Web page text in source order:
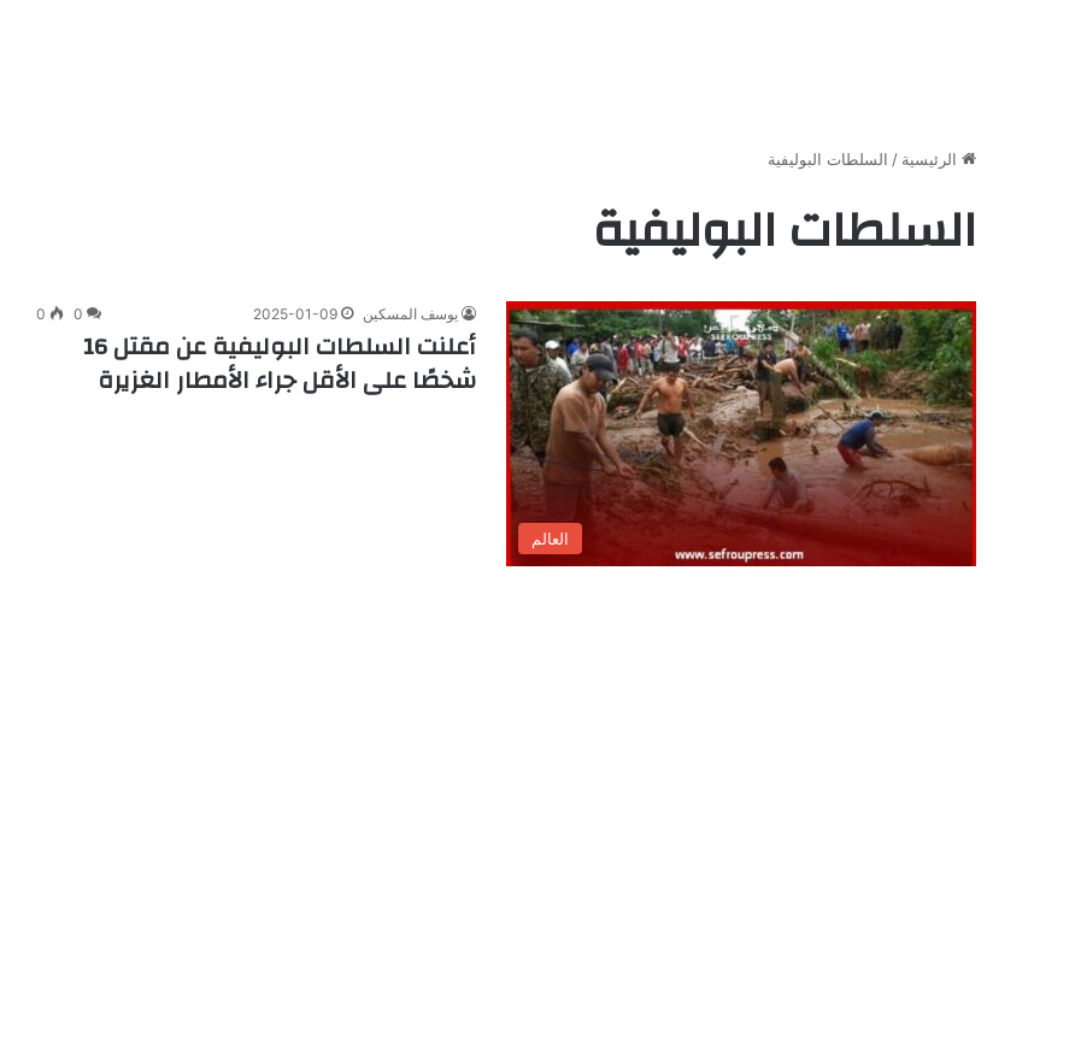
الرئيسية / السلطات البوليفية
السلطات البوليفية
العالم
يوسف المسكين 2025-01-09
0
0
أعلنت السلطات البوليفية عن مقتل 16
شخصًا على الأقل جراء الأمطار الغزيرة